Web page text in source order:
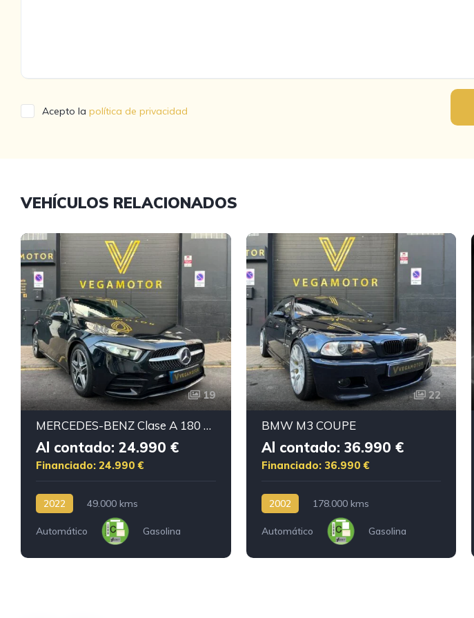
Acepto la política de privacidad
VEHÍCULOS RELACIONADOS
19
MERCEDES-BENZ Clase A 180 AMG
Al contado: 24.990 €
Financiado: 24.990 €
2022 49.000 kms
Automático Gasolina
22
BMW M3 COUPE
Al contado: 36.990 €
Financiado: 36.990 €
2002 178.000 kms
Automático Gasolina